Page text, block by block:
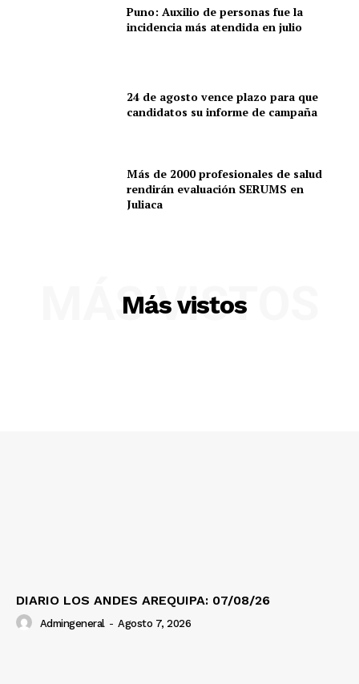
Diario los Andes
Puno: Auxilio de personas fue la
incidencia más atendida en julio
24 de agosto vence plazo para que
candidatos su informe de campaña
Más de 2000 profesionales de salud
rendirán evaluación SERUMS en
Juliaca
Más vistos
MÁS VISTOS
DIARIO LOS ANDES AREQUIPA: 07/08/26
Admingeneral - Agosto 7, 2026